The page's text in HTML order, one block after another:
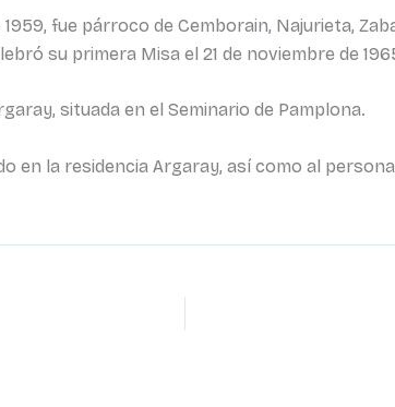
fue párroco de Cemborain, Najurieta,
su primera Misa el 21 de noviembre de
situada en el Seminario de Pamplona.
en la residencia Argaray, así como al